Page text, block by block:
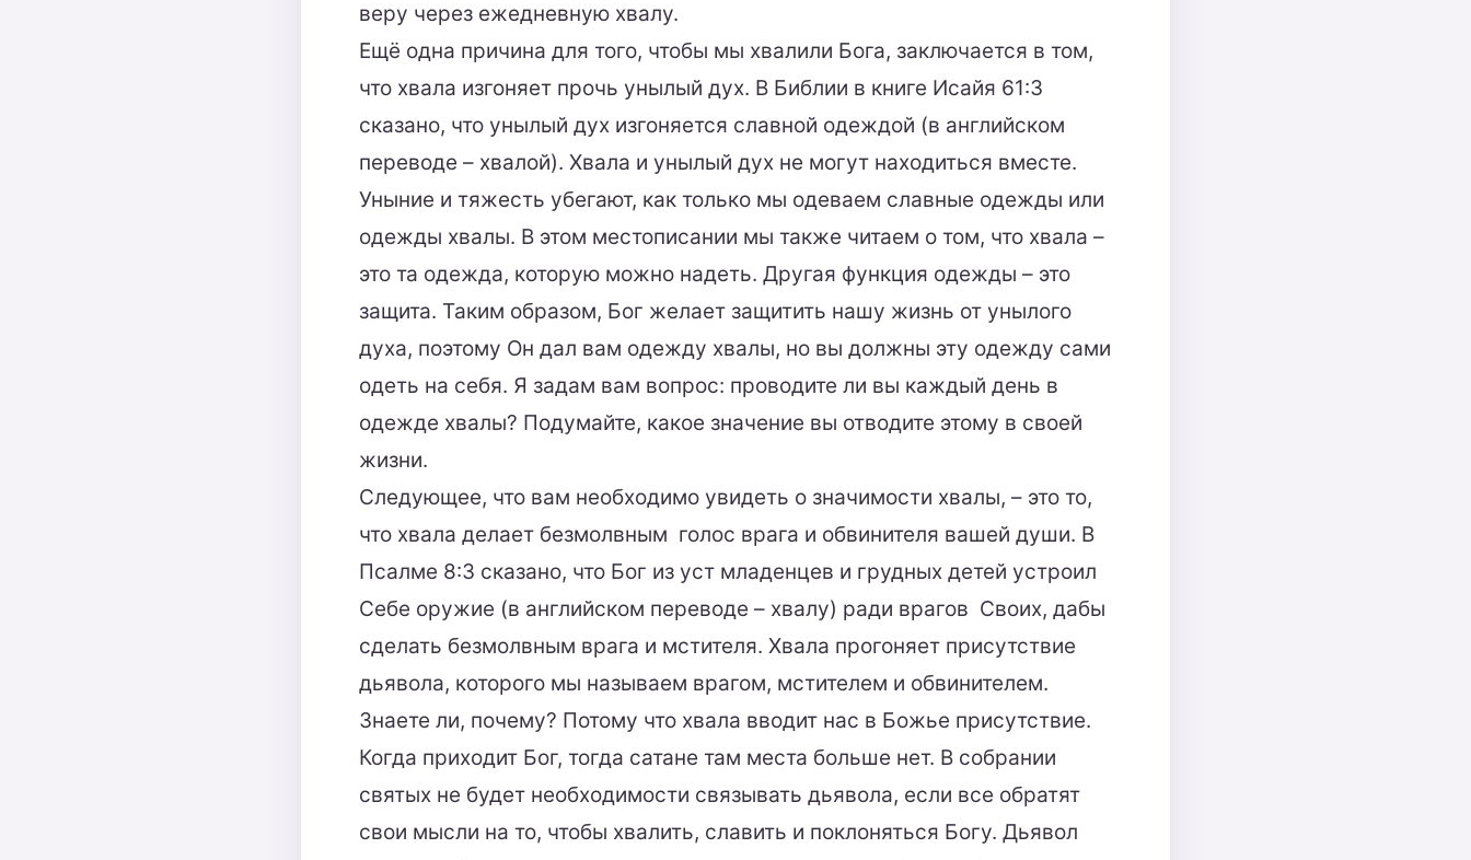
веру через ежедневную хвалу.
Ещё одна причина для того, чтобы мы хвалили Бога, заключается в том,
что хвала изгоняет прочь унылый дух. В Библии в книге Исайя 61:3
сказано, что унылый дух изгоняется славной одеждой (в английском
переводе – хвалой). Хвала и унылый дух не могут находиться вместе.
Уныние и тяжесть убегают, как только мы одеваем славные одежды или
одежды хвалы. В этом местописании мы также читаем о том, что хвала –
это та одежда, которую можно надеть. Другая функция одежды – это
защита. Таким образом, Бог желает защитить нашу жизнь от унылого
духа, поэтому Он дал вам одежду хвалы, но вы должны эту одежду сами
одеть на себя. Я задам вам вопрос: проводите ли вы каждый день в
одежде хвалы? Подумайте, какое значение вы отводите этому в своей
жизни.
Следующее, что вам необходимо увидеть о значимости хвалы, – это то,
что хвала делает безмолвным голос врага и обвинителя вашей души. В
Псалме 8:3 сказано, что Бог из уст младенцев и грудных детей устроил
Себе оружие (в английском переводе – хвалу) ради врагов Своих, дабы
сделать безмолвным врага и мстителя. Хвала прогоняет присутствие
дьявола, которого мы называем врагом, мстителем и обвинителем.
Знаете ли, почему? Потому что хвала вводит нас в Божье присутствие.
Когда приходит Бог, тогда сатане там места больше нет. В собрании
святых не будет необходимости связывать дьявола, если все обратят
свои мысли на то, чтобы хвалить, славить и поклоняться Богу. Дьявол